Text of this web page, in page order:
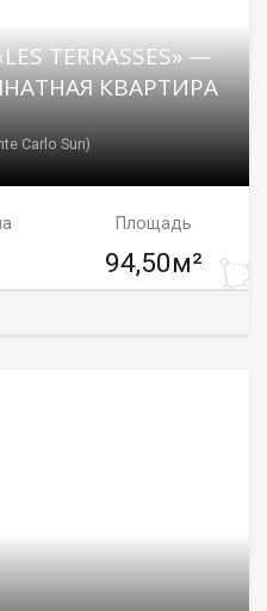
TERRASSES» —
КВАРТИРА
Carlo Sun)
Площадь
94,50м²